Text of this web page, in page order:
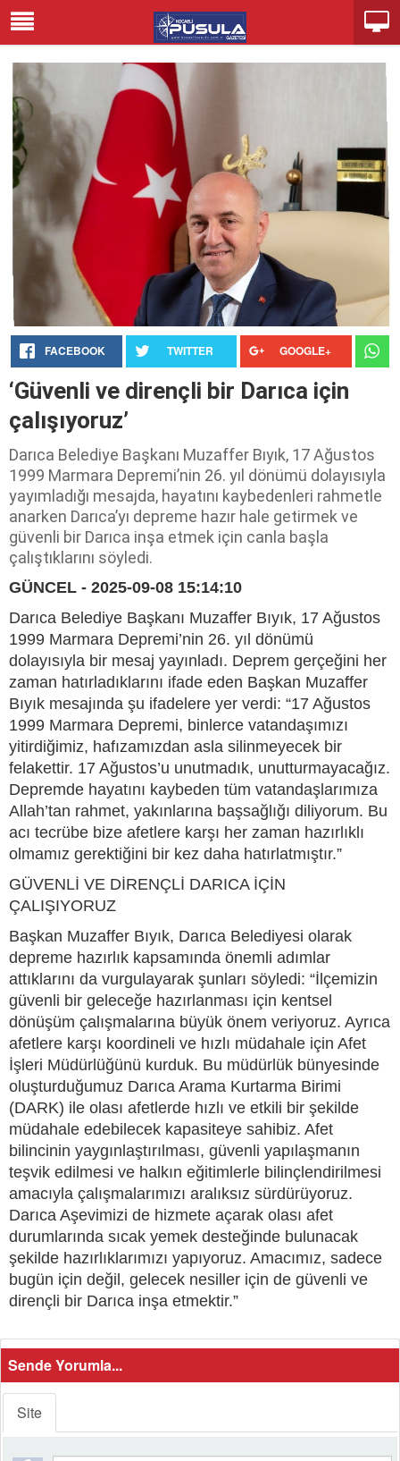
FACEBOOK TWITTER GOOGLE+
‘Güvenli ve dirençli bir Darıca için
çalışıyoruz’
Darıca Belediye Başkanı Muzaffer Bıyık, 17 Ağustos
1999 Marmara Depremi’nin 26. yıl dönümü dolayısıyla
yayımladığı mesajda, hayatını kaybedenleri rahmetle
anarken Darıca’yı depreme hazır hale getirmek ve
güvenli bir Darıca inşa etmek için canla başla
çalıştıklarını söyledi.
GÜNCEL - 2025-09-08 15:14:10
Darıca Belediye Başkanı Muzaffer Bıyık, 17 Ağustos
1999 Marmara Depremi’nin 26. yıl dönümü
dolayısıyla bir mesaj yayınladı. Deprem gerçeğini her
zaman hatırladıklarını ifade eden Başkan Muzaffer
Bıyık mesajında şu ifadelere yer verdi: “17 Ağustos
1999 Marmara Depremi, binlerce vatandaşımızı
yitirdiğimiz, hafızamızdan asla silinmeyecek bir
felakettir. 17 Ağustos’u unutmadık, unutturmayacağız.
Depremde hayatını kaybeden tüm vatandaşlarımıza
Allah’tan rahmet, yakınlarına başsağlığı diliyorum. Bu
acı tecrübe bize afetlere karşı her zaman hazırlıklı
olmamız gerektiğini bir kez daha hatırlatmıştır.”
GÜVENLİ VE DİRENÇLİ DARICA İÇİN
ÇALIŞIYORUZ
Başkan Muzaffer Bıyık, Darıca Belediyesi olarak
depreme hazırlık kapsamında önemli adımlar
attıklarını da vurgulayarak şunları söyledi: “İlçemizin
güvenli bir geleceğe hazırlanması için kentsel
dönüşüm çalışmalarına büyük önem veriyoruz. Ayrıca
afetlere karşı koordineli ve hızlı müdahale için Afet
İşleri Müdürlüğünü kurduk. Bu müdürlük bünyesinde
oluşturduğumuz Darıca Arama Kurtarma Birimi
(DARK) ile olası afetlerde hızlı ve etkili bir şekilde
müdahale edebilecek kapasiteye sahibiz. Afet
bilincinin yaygınlaştırılması, güvenli yapılaşmanın
teşvik edilmesi ve halkın eğitimlerle bilinçlendirilmesi
amacıyla çalışmalarımızı aralıksız sürdürüyoruz.
Darıca Aşevimizi de hizmete açarak olası afet
durumlarında sıcak yemek desteğinde bulunacak
şekilde hazırlıklarımızı yapıyoruz. Amacımız, sadece
bugün için değil, gelecek nesiller için de güvenli ve
dirençli bir Darıca inşa etmektir.”
Sende Yorumla...
Site